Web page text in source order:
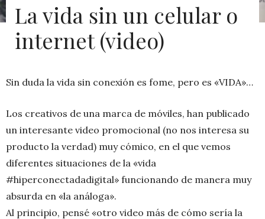
La vida sin un celular o
internet (video)
Sin duda la vida sin conexión es fome, pero es «VIDA»…
Los creativos de una marca de móviles, han publicado
un interesante video promocional (no nos interesa su
producto la verdad) muy cómico, en el que vemos
diferentes situaciones de la «vida
#hiperconectadadigital» funcionando de manera muy
absurda en «la análoga».
Al principio, pensé «otro video más de cómo sería la